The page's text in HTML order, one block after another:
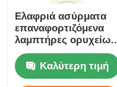
Ελαφριά ασύρματα
επαναφορτιζόμενα
λαμπτήρες ορυχείων
5000lux 3.7V 2.6Ah
IP67 Καλύτερη τιμή